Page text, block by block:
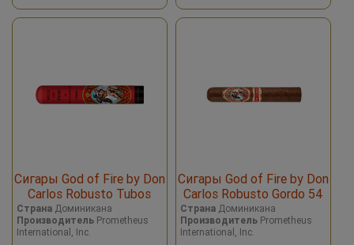
Сигары God of Fire by Don
Carlos Robusto Tubos
Страна Доминикана
Производитель Prometheus
International, Inc.
Сигары God of Fire by Don
Carlos Robusto Gordo 54
СтранаДоминикана
ПроизводительPrometheus
International, Inc.